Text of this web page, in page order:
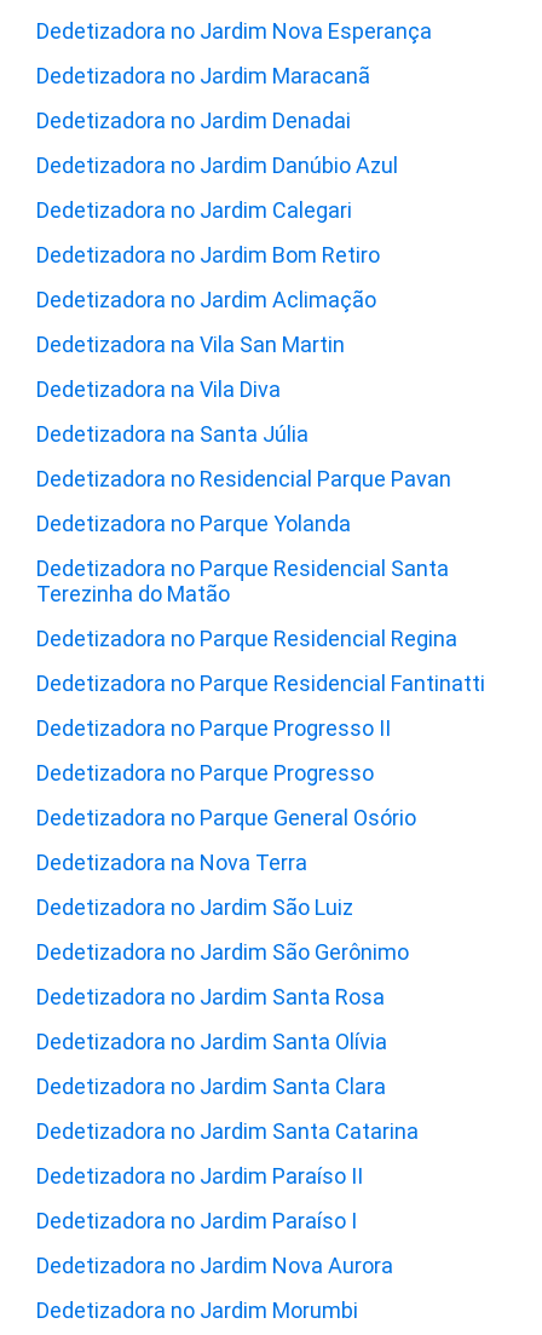
Dedetizadora no Jardim Nova Esperança
Dedetizadora no Jardim Maracanã
Dedetizadora no Jardim Denadai
Dedetizadora no Jardim Danúbio Azul
Dedetizadora no Jardim Calegari
Dedetizadora no Jardim Bom Retiro
Dedetizadora no Jardim Aclimação
Dedetizadora na Vila San Martin
Dedetizadora na Vila Diva
Dedetizadora na Santa Júlia
Dedetizadora no Residencial Parque Pavan
Dedetizadora no Parque Yolanda
Dedetizadora no Parque Residencial Santa
Terezinha do Matão
Dedetizadora no Parque Residencial Regina
Dedetizadora no Parque Residencial Fantinatti
Dedetizadora no Parque Progresso II
Dedetizadora no Parque Progresso
Dedetizadora no Parque General Osório
Dedetizadora na Nova Terra
Dedetizadora no Jardim São Luiz
Dedetizadora no Jardim São Gerônimo
Dedetizadora no Jardim Santa Rosa
Dedetizadora no Jardim Santa Olívia
Dedetizadora no Jardim Santa Clara
Dedetizadora no Jardim Santa Catarina
Dedetizadora no Jardim Paraíso II
Dedetizadora no Jardim Paraíso I
Dedetizadora no Jardim Nova Aurora
Dedetizadora no Jardim Morumbi